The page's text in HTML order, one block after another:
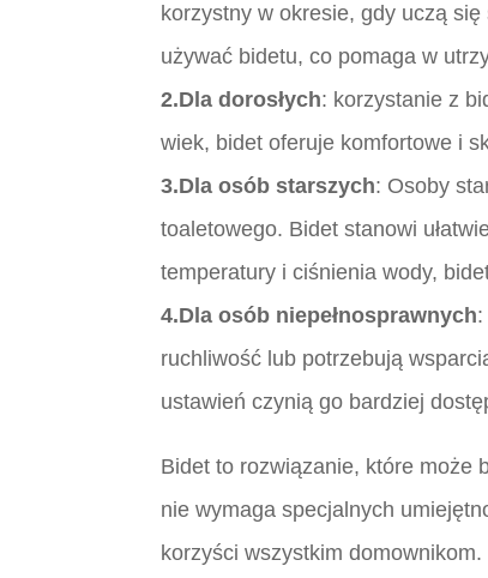
korzystny w okresie, gdy uczą
używać bidetu, co pomaga w
2.Dla dorosłych: korzystanie z
wiek, bidet oferuje komfortowe i
3.Dla osób starszych: Osoby
toaletowego. Bidet stanowi
temperatury i ciśnienia wody,
4.Dla osób niepełnosprawnych
ruchliwość lub potrzebują
ustawień czynią go bardziej
Bidet to rozwiązanie, które może
nie wymaga specjalnych
korzyści wszystkim domownikom.